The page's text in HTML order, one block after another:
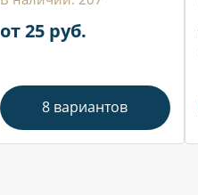
от 25 руб.
8 вариантов